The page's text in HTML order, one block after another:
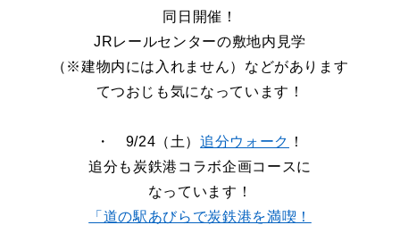
同日開催！
JRレールセンターの敷地内見学
（※建物内には入れません）などがあります
てつおじも気になっています！
・ 9/24（土）追分ウォーク ！
追分も炭鉄港コラボ企画コースに
なっています！
「道の駅あびらで炭鉄港を満喫！